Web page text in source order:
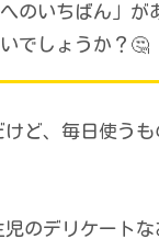
のいちばん」が
でしょうか？🤔
ど、毎日使う
のデリケート